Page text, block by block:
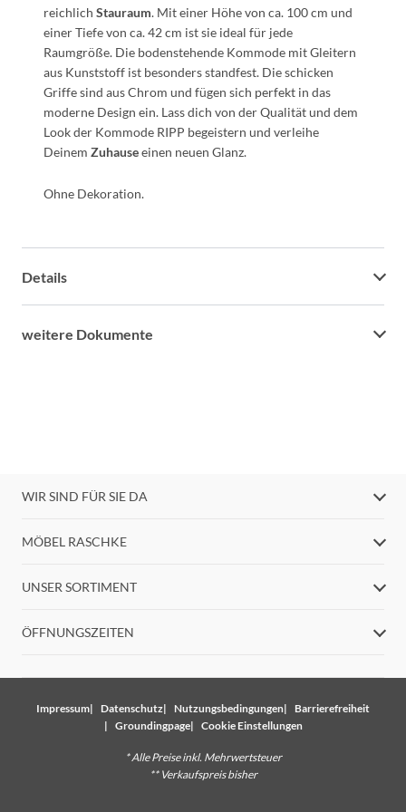
reichlich Stauraum. Mit einer Höhe von ca. 100 cm und
einer Tiefe von ca. 42 cm ist sie ideal für jede
Raumgröße. Die bodenstehende Kommode mit Gleitern
aus Kunststoff ist besonders standfest. Die schicken
Griffe sind aus Chrom und fügen sich perfekt in das
moderne Design ein. Lass dich von der Qualität und dem
Look der Kommode RIPP begeistern und verleihe
Deinem Zuhauseeinen neuen Glanz.
Ohne Dekoration.
Details
weitere Dokumente
WIR SIND FÜR SIE DA
MÖBEL RASCHKE
UNSER SORTIMENT
ÖFFNUNGSZEITEN
Impressum Datenschutz Nutzungsbedingungen
Barrierefreiheit
Groundingpage
Cookie Einstellungen
* Alle Preise inkl. Mehrwertsteuer
** Verkaufspreis bisher